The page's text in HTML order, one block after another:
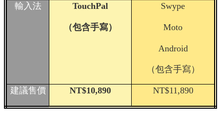
輸入法 TouchPal
（包含手寫）
Swype
Moto
Android
（包含手寫）
建議售價 NT$10,890 NT$11,890